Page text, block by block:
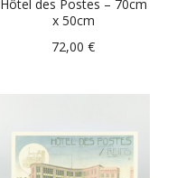
Hôtel des Postes – 70cm
x 50cm
72,00€